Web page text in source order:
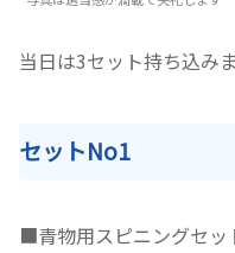
当日は3セット持ち込み
セットNo1
■青物用スピニングセッ